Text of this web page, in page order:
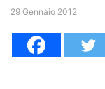
29 Gennaio 2012